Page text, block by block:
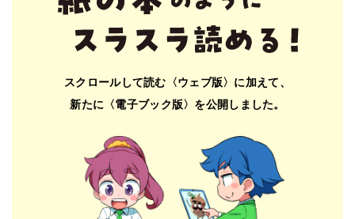
スクロールして読む〈ウェブ版〉に加えて、
新たに〈電子ブック版〉を公開しました。